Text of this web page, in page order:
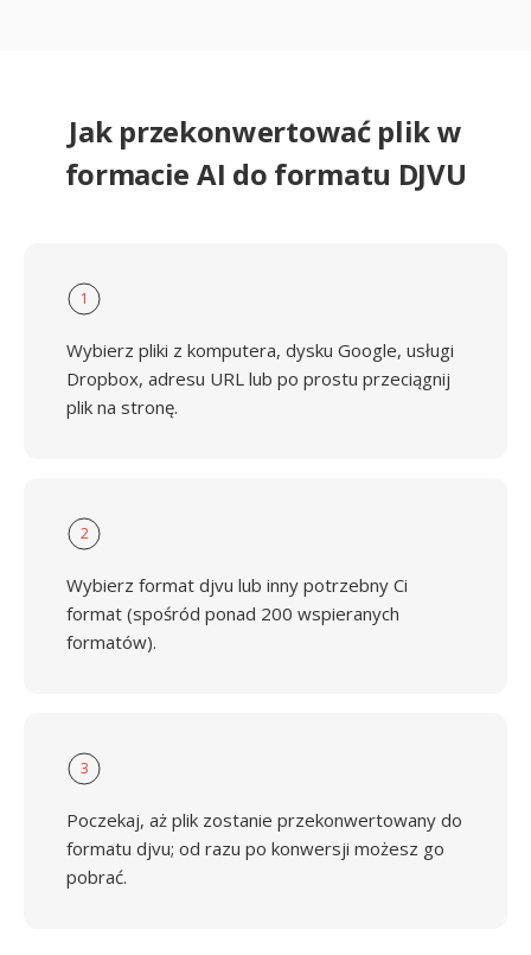
Jak przekonwertować plik w
formacie AI do formatu DJVU
1
Wybierz pliki z komputera, dysku Google, usługi
Dropbox, adresu URL lub po prostu przeciągnij
plik na stronę.
2
Wybierz format djvu lub inny potrzebny Ci
format (spośród ponad 200 wspieranych
formatów).
3
Poczekaj, aż plik zostanie przekonwertowany do
formatu djvu; od razu po konwersji możesz go
pobrać.